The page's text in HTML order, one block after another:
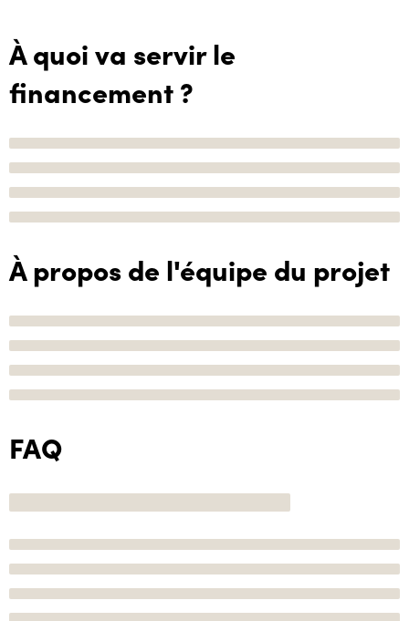
À quoi va servir le
financement ?
À propos de l'équipe du projet
FAQ